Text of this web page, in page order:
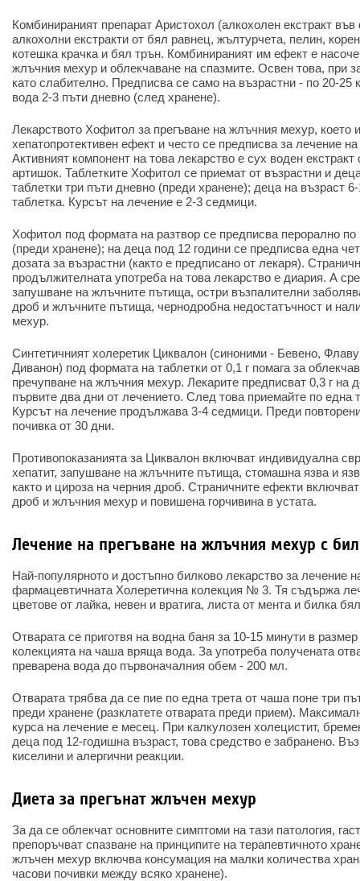
Комбинираният препарат Аристохол (алкохолен екстракт
алкохолни екстракти от бял равнец, жълтурчета, пелин,
котешка крачка и бял трън. Комбинираният им ефект е
жлъчния мехур и облекчаване на спазмите. Освен това, при
като слабително. Предписва се само на възрастни - по 20-25
вода 2-3 пъти дневно (след хранене).
Лекарството Хофитол за прегъване на жлъчния мехур, което
хепатопротективен ефект и често се предписва за лечение
Активният компонент на това лекарство е сух воден екстракт
артишок. Таблетките Хофитол се приемат от възрастни и
таблетки три пъти дневно (преди хранене); деца на възраст
таблетка. Курсът на лечение е 2-3 седмици.
Хофитол под формата на разтвор се предписва перорално
(преди хранене); на деца под 12 години се предписва една
дозата за възрастни (както е предписано от лекаря).
продължителната употреба на това лекарство е диария. А
запушване на жлъчните пътища, остри възпалителни
дроб и жлъчните пътища, чернодробна недостатъчност и
мехур.
Синтетичният холеретик Циквалон (синоними - Бевено,
Диванон) под формата на таблетки от 0,1 г помага за
пречупване на жлъчния мехур. Лекарите предписват 0,3 г на
първите два дни от лечението. След това приемайте по една
Курсът на лечение продължава 3-4 седмици. Преди
почивка от 30 дни.
Противопоказанията за Циквалон включват индивидуална
хепатит, запушване на жлъчните пътища, стомашна язва и
както и цироза на черния дроб. Страничните ефекти
дроб и жлъчния мехур и повишена горчивина в устата.
Лечение на прегъване на жлъчния мехур с
Най-популярното и достъпно билково лекарство за лечение
фармацевтичната Холеретична колекция № 3. Тя съдържа
цветове от лайка, невен и вратига, листа от мента и билка
Отварата се приготвя на водна баня за 10-15 минути в
колекцията на чаша вряща вода. За употреба получената
преварена вода до първоначалния обем - 200 мл.
Отварата трябва да се пие по една трета от чаша поне три
преди хранене (разклатете отварата преди прием).
курса на лечение е месец. При калкулозен холецистит,
деца под 12-годишна възраст, това средство е забранено.
киселини и алергични реакции.
Диета за прегънат жлъчен мехур
За да се облекчат основните симптоми на тази патология,
препоръчват спазване на принципите на терапевтичното
жлъчен мехур включва консумация на малки количества
часови почивки между всяко хранене).